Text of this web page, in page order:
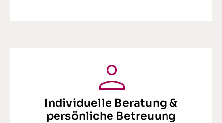
Individuelle Beratung &
persönliche Betreuung